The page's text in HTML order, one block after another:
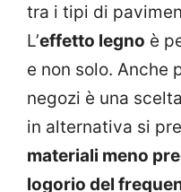
tra i tipi di
L’effetto legno è
e non solo. Anche
negozi è una
in alternativa si
materiali meno
logorio del